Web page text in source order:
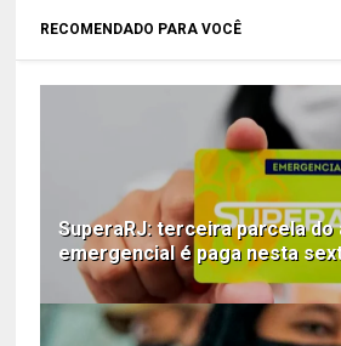
RECOMENDADO PARA VOCÊ
SuperaRJ: terceira parcela do
emergencial é paga nesta